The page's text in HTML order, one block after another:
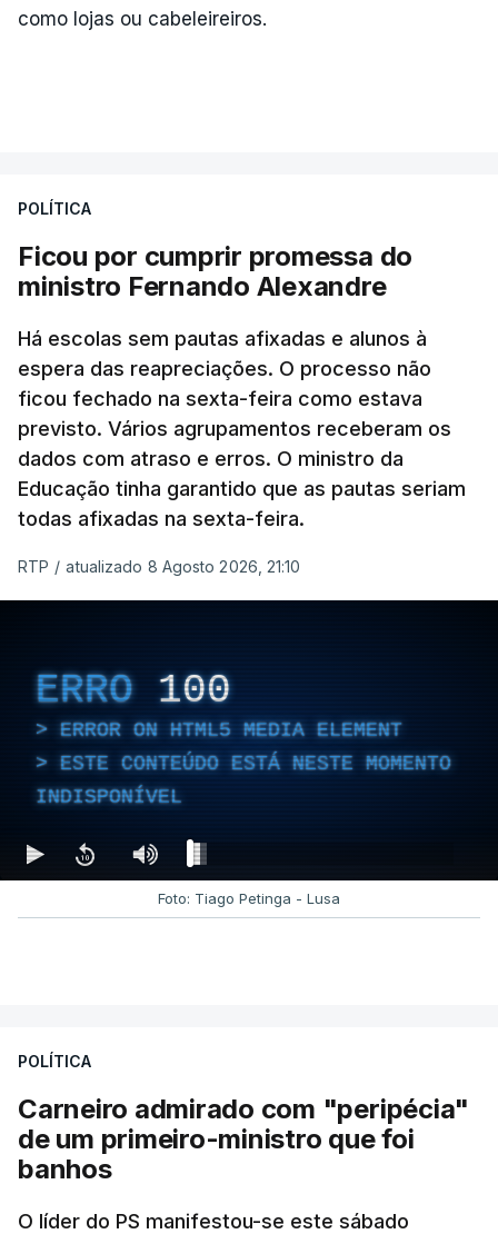
como lojas ou cabeleireiros.
POLÍTICA
Ficou por cumprir promessa do
ministro Fernando Alexandre
Há escolas sem pautas afixadas e alunos à
espera das reapreciações. O processo não
ficou fechado na sexta-feira como estava
previsto. Vários agrupamentos receberam os
dados com atraso e erros. O ministro da
Educação tinha garantido que as pautas seriam
todas afixadas na sexta-feira.
RTP / atualizado 8 Agosto 2026, 21:10
ERRO 100
ERROR ON HTML5 MEDIA ELEMENT
ESTE CONTEÚDO ESTÁ NESTE MOMENTO
INDISPONÍVEL
Foto: Tiago Petinga - Lusa
POLÍTICA
Carneiro admirado com "peripécia"
de um primeiro-ministro que foi
banhos
O líder do PS manifestou-se este sábado